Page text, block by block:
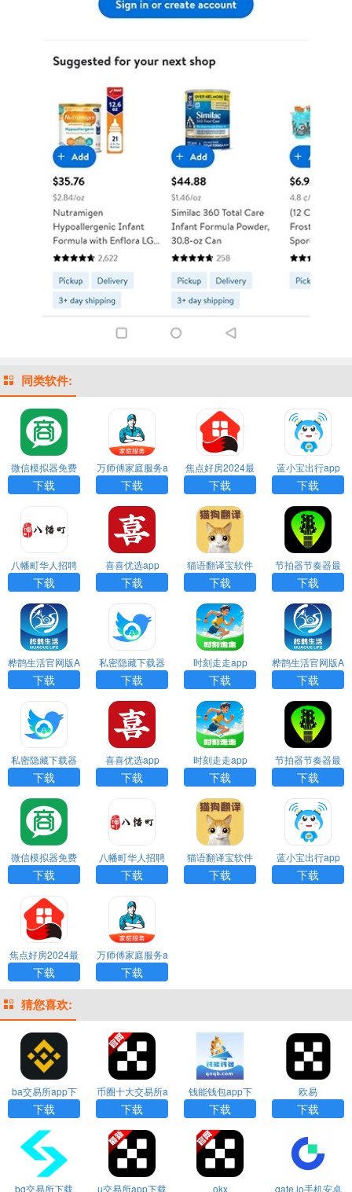
同类软件:
微信模拟器免费
版 手机版APP
下载
万师傅家庭服务a
pp最新版免费下
载安装
下载
焦点好房2024最
新官方正版app
下载
下载
蓝小宝出行app
官方正版安装包
免费下载
下载
八幡町华人招聘
网app最新版免
费下载
下载
喜喜优选app
下载
猫语翻译宝软件
官方正版app下
载
下载
节拍器节奏器最
新版APP
下载
桦鹊生活官网版A
PP
下载
私密隐藏下载器
免费版APP
下载
时刻走走app
下载
桦鹊生活官网版A
PP
下载
私密隐藏下载器
免费版APP
下载
喜喜优选app
下载
时刻走走app
下载
节拍器节奏器最
新版APP
下载
微信模拟器免费
版 手机版APP
下载
八幡町华人招聘
网app最新版免
费下载
下载
猫语翻译宝软件
官方正版app下
载
下载
蓝小宝出行app
官方正版安装包
免费下载
下载
焦点好房2024最
新官方正版app
下载
下载
万师傅家庭服务a
pp最新版免费下
载安装
下载
猜您喜欢:
ba交易所app下
载
下载
币圈十大交易所a
pp下载
下载
钱能钱包app下
载安装
下载
欧易
下载
bg交易所下载 u交易所app下载 okx gate.io手机安卓